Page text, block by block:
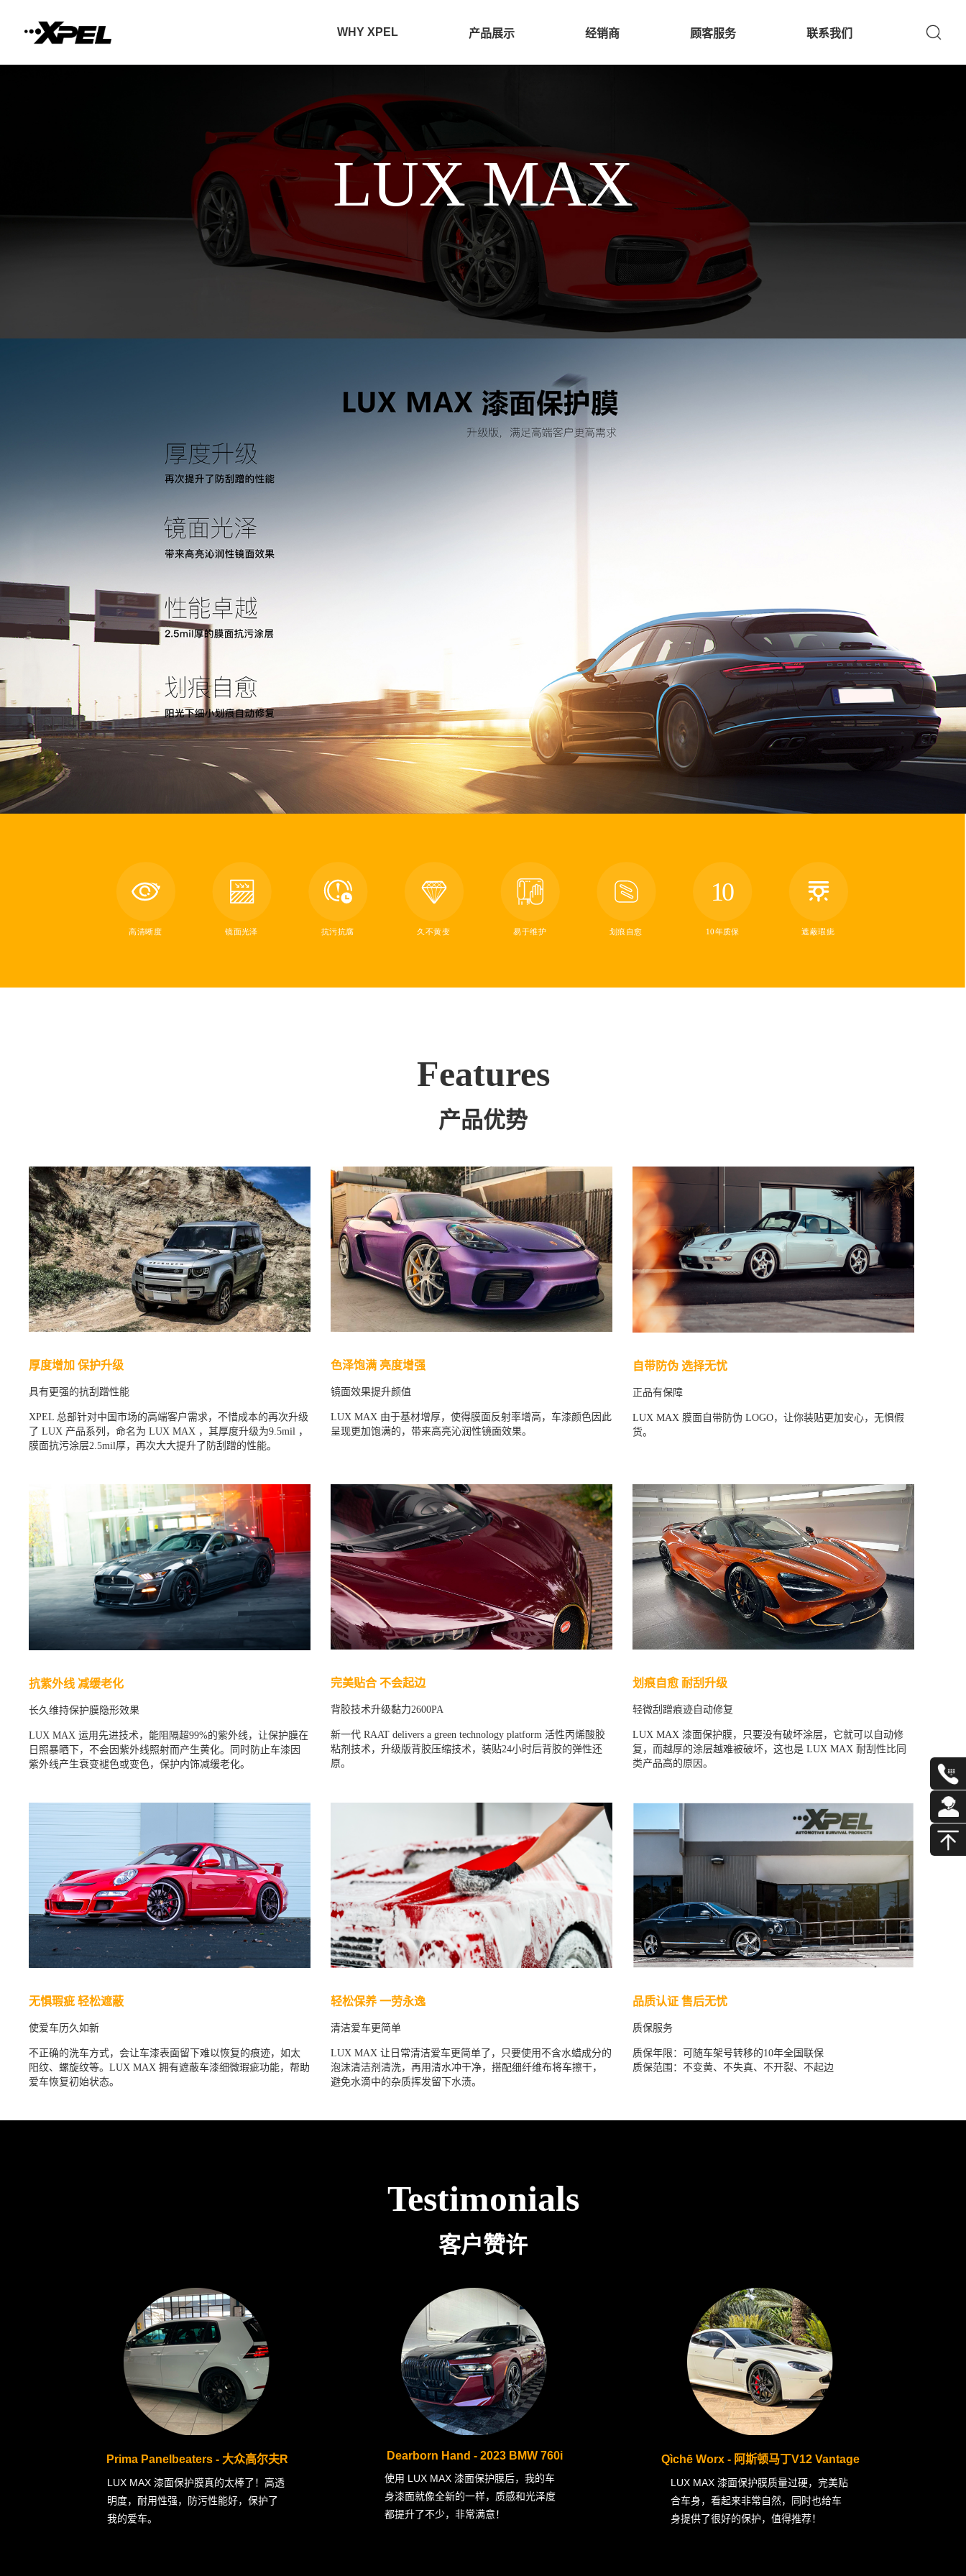
WHY XPEL 产品展示 经销商 顾客服务 联系我们
LUX MAX
Features
产品优势
厚度增加 保护升级
具有更强的抗刮蹭性能
XPEL 总部针对中国市场的高端客户需求，不惜成本的再次升级
了 LUX 产品系列，命名为 LUX MAX ，其厚度升级为9.5mil ，
膜面抗污涂层2.5mil厚，再次大大提升了防刮蹭的性能。
色泽饱满 亮度增强
镜面效果提升颜值
LUX MAX 由于基材增厚，使得膜面反射率增高，车漆颜色因此
呈现更加饱满的，带来高亮沁润性镜面效果。
自带防伪 选择无忧
正品有保障
LUX MAX 膜面自带防伪 LOGO，让你装贴更加安心，无惧假
货。
抗紫外线 减缓老化
长久维持保护膜隐形效果
LUX MAX 运用先进技术，能阻隔超99%的紫外线，让保护膜在
日照暴晒下，不会因紫外线照射而产生黄化。同时防止车漆因
紫外线产生衰变褪色或变色，保护内饰减缓老化。
完美贴合 不会起边
背胶技术升级黏力2600PA
新一代 RAAT delivers a green technology platform 活性丙烯酸胶
粘剂技术，升级版背胶压缩技术，装贴24小时后背胶的弹性还
原。
划痕自愈 耐刮升级
轻微刮蹭痕迹自动修复
LUX MAX 漆面保护膜，只要没有破坏涂层，它就可以自动修
复，而越厚的涂层越难被破坏，这也是 LUX MAX 耐刮性比同
类产品高的原因。
无惧瑕疵 轻松遮蔽
使爱车历久如新
不正确的洗车方式，会让车漆表面留下难以恢复的痕迹，如太
阳纹、螺旋纹等。LUX MAX 拥有遮蔽车漆细微瑕疵功能，帮助
爱车恢复初始状态。
轻松保养 一劳永逸
清洁爱车更简单
LUX MAX 让日常清洁爱车更简单了，只要使用不含水蜡成分的
泡沫清洁剂清洗，再用清水冲干净，搭配细纤维布将车擦干，
避免水滴中的杂质挥发留下水渍。
品质认证 售后无忧
质保服务
质保年限：可随车架号转移的10年全国联保
质保范围：不变黄、不失真、不开裂、不起边
Testimonials
客户赞许
Prima Panelbeaters - 大众高尔夫R
LUX MAX 漆面保护膜真的太棒了！高透
明度，耐用性强，防污性能好，保护了
我的爱车。
Dearborn Hand - 2023 BMW 760i
使用 LUX MAX 漆面保护膜后，我的车
身漆面就像全新的一样，质感和光泽度
都提升了不少，非常满意！
Qìchē Worx - 阿斯顿马丁V12 Vantage
LUX MAX 漆面保护膜质量过硬，完美贴
合车身，看起来非常自然，同时也给车
身提供了很好的保护，值得推荐！